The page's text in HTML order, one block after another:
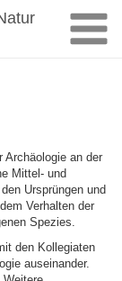
an der
Mittel- und
Ursprüngen und
Verhalten der
Spezies.
den Kollegiaten
auseinander.